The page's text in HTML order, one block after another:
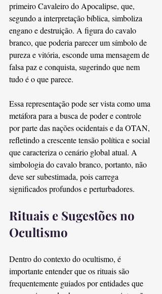
primeiro Cavaleiro do Apocalipse, que,
segundo a interpretação bíblica, simboliza
engano e destruição. A figura do cavalo
branco, que poderia parecer um símbolo de
pureza e vitória, esconde uma mensagem de
falsa paz e conquista, sugerindo que nem
tudo é o que parece.
Essa representação pode ser vista como uma
metáfora para a busca de poder e controle
por parte das nações ocidentais e da OTAN,
refletindo a crescente tensão política e social
que caracteriza o cenário global atual. A
simbologia do cavalo branco, portanto, não
deve ser subestimada, pois carrega
significados profundos e perturbadores.
Rituais e Sugestões no
Ocultismo
Dentro do contexto do ocultismo, é
importante entender que os rituais são
frequentemente guiados por entidades que